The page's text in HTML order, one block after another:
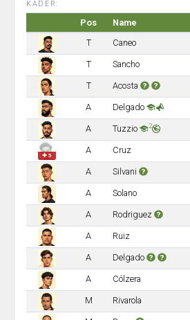
KADER:
Pos Name
T
Caneo
T Sancho
T Acosta
A Delgado
A Tuzzio 2
✚ 5
A Cruz
A Silvani
A Solano
A Rodriguez
A Ruiz
A Delgado
A Cólzera
M Rivarola